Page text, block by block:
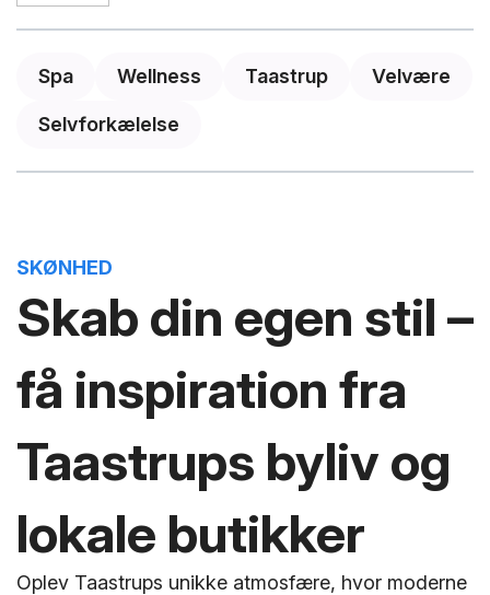
Spa Wellness Taastrup Velvære
Selvforkælelse
Skab din egen stil –
få inspiration fra
Taastrups byliv og
lokale butikker
SKØNHED
Oplev Taastrups unikke atmosfære, hvor moderne